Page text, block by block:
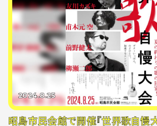
2024.8.25
昭島市民会館で開催『世界歌自慢